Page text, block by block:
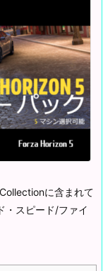
に含まれて
・スピード/ファイ